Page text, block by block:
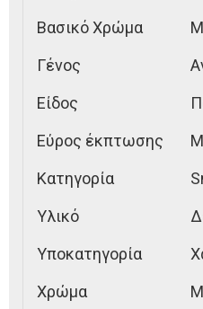
Βασικό Χρώμα
Γένος
Είδος
Εύρος έκπτωσης
Κατηγορία
Υλικό
Υποκατηγορία
Χρώμα